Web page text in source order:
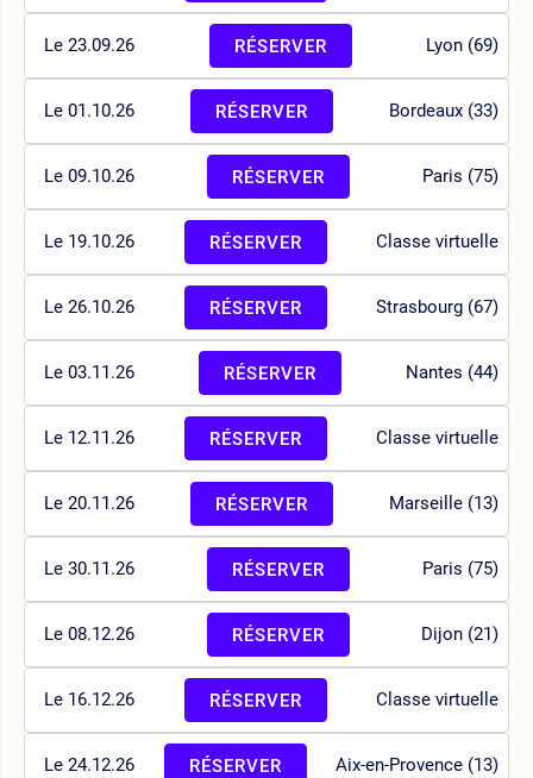
Le 23.09.26 Lyon (69)
RÉSERVER
Le 01.10.26 Bordeaux (33)
RÉSERVER
Le 09.10.26 Paris (75)
RÉSERVER
Le 19.10.26 Classe virtuelle
RÉSERVER
Le 26.10.26 Strasbourg (67)
RÉSERVER
Le 03.11.26 Nantes (44)
RÉSERVER
Le 12.11.26 Classe virtuelle
RÉSERVER
Le 20.11.26 Marseille (13)
RÉSERVER
Le 30.11.26 Paris (75)
RÉSERVER
Le 08.12.26 Dijon (21)
RÉSERVER
Le 16.12.26 Classe virtuelle
RÉSERVER
Le 24.12.26 Aix-en-Provence (13)
RÉSERVER